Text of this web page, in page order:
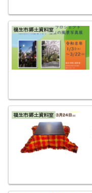
福生市郷土資料室
福生市郷土資料室